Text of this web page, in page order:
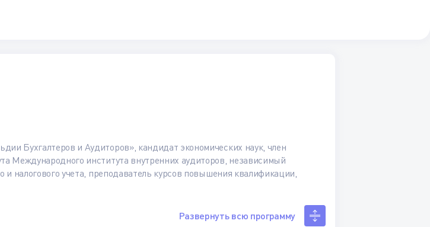
Бухгалтеров и Аудиторов», кандидат экономических наук, член
Международного института внутренних аудиторов, независимый
и налогового учета, преподаватель курсов повышения квалификации,
Развернуть всю программу